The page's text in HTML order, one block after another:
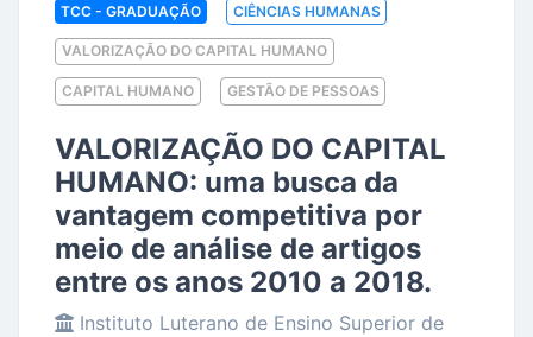
TCC - GRADUAÇÃO CIÊNCIAS HUMANAS
VALORIZAÇÃO DO CAPITAL HUMANO
CAPITAL HUMANO GESTÃO DE PESSOAS
VALORIZAÇÃO DO CAPITAL
HUMANO: uma busca da
vantagem competitiva por
meio de análise de artigos
entre os anos 2010 a 2018.
Instituto Luterano de Ensino Superior de